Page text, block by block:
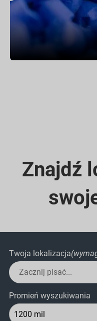
Znajdź
Twoja lokalizacja
Promień wyszukiwania